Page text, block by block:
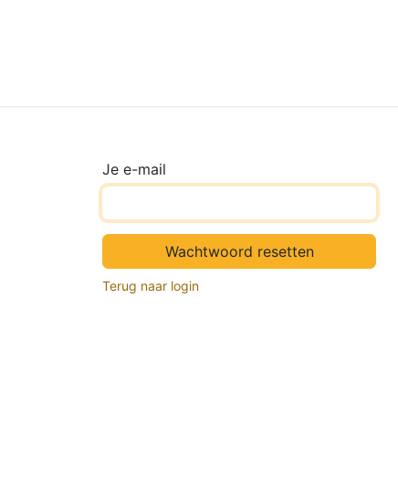
Je e-mail
Wachtwoord resetten
Terug naar login